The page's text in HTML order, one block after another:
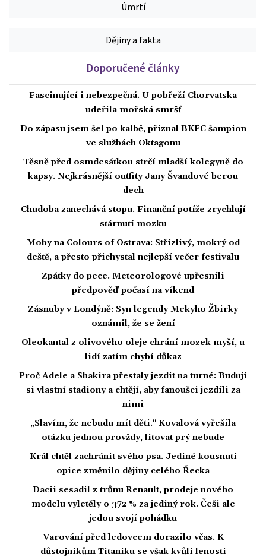
Úmrtí
Dějiny a fakta
Doporučené články
Fascinující i nebezpečná. U pobřeží Chorvatska
udeřila mořská smršť
Do zápasu jsem šel po kalbě, přiznal BKFC šampion
ve službách Oktagonu
Těsně před osmdesátkou strčí mladší kolegyně do
kapsy. Nejkrásnější outfity Jany Švandové berou
dech
Chudoba zanechává stopu. Finanční potíže zrychlují
stárnutí mozku
Moby na Colours of Ostrava: Střízlivý, mokrý od
deště, a přesto přichystal nejlepší večer festivalu
Zpátky do pece. Meteorologové upřesnili
předpověď počasí na víkend
Zásnuby v Londýně: Syn legendy Mekyho Žbirky
oznámil, že se žení
Oleokantal z olivového oleje chrání mozek myší, u
lidí zatím chybí důkaz
Proč Adele a Shakira přestaly jezdit na turné: Budují
si vlastní stadiony a chtějí, aby fanoušci jezdili za
nimi
„Slavím, že nebudu mít děti." Kovalová vyřešila
otázku jednou provždy, litovat prý nebude
Král chtěl zachránit svého psa. Jediné kousnutí
opice změnilo dějiny celého Řecka
Dacii sesadil z trůnu Renault, prodeje nového
modelu vyletěly o 372 % za jediný rok. Češi ale
jedou svojí pohádku
Varování před ledovcem dorazilo včas. K
důstojníkům Titaniku se však kvůli lenosti